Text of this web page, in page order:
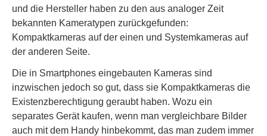
und die Hersteller haben zu den aus analoger Zeit
bekannten Kameratypen zurückgefunden:
Kompaktkameras auf der einen und Systemkameras auf
der anderen Seite.
Die in Smartphones eingebauten Kameras sind
inzwischen jedoch so gut, dass sie Kompaktkameras die
Existenzberechtigung geraubt haben. Wozu ein
separates Gerät kaufen, wenn man vergleichbare Bilder
auch mit dem Handy hinbekommt, das man zudem immer